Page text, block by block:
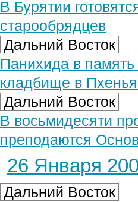
В Бурятии
старообрядцев
Дальний Восток
Панихида в
кладбище в
Дальний Восток
В восьмидесяти
преподаются
26 Января
Дальний Восток